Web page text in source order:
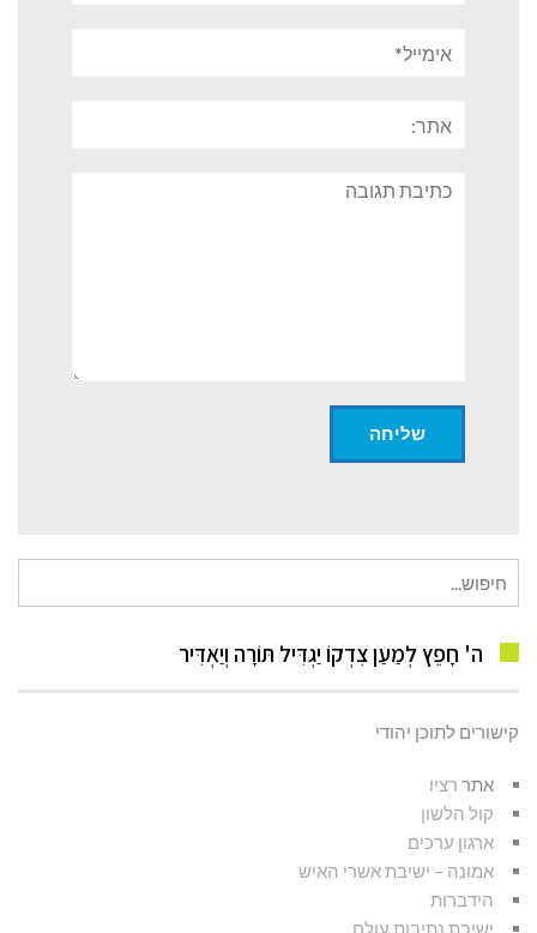
תגובה
עבור:
ה' חָפֵץ לְמַעַן צִדְקוֹ יַגְדִּיל תּוֹרָה וְיַאְדִּיר
קישורים לתוכן יהודי
אתר רציו
קול הלשון
ארגון ערכים
אמונה – ישיבת אשרי האיש
הידברות
ישיבת נתיבות עולם